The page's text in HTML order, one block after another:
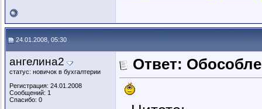
24.01.2008, 05:30
ангелина2
статус: новичок в бухгалтерии
Регистрация: 24.01.2008
Сообщений: 1
Спасибо: 0
Ответ: